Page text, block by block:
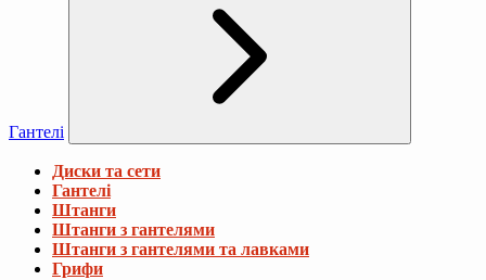
Гантелі
Диски та сети
Гантелі
Штанги
Штанги з гантелями
Штанги з гантелями та лавками
Грифи